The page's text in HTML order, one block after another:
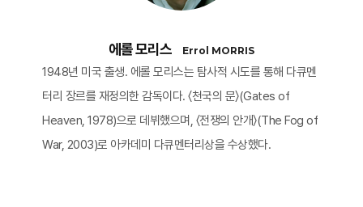
에롤 모리스 Errol MORRIS
1948년 미국 출생. 에롤 모리스는 탐사적 시도를 통해 다큐멘
터리 장르를 재정의한 감독이다. 〈천국의 문〉(Gates of
Heaven, 1978)으로 데뷔했으며, 〈전쟁의 안개〉(The Fog of
War, 2003)로 아카데미 다큐멘터리상을 수상했다.